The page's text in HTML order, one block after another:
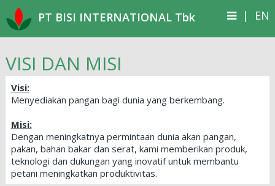
PT BISI INTERNATIONAL Tbk | EN
VISI DAN MISI
Visi:
Menyediakan pangan bagi dunia yang berkembang.
Misi:
Dengan meningkatnya permintaan dunia akan pangan,
pakan, bahan bakar dan serat, kami memberikan produk,
teknologi dan dukungan yang inovatif untuk membantu
petani meningkatkan produktivitas.